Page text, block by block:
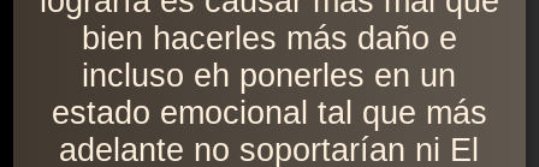
bien hacerles más daño e
incluso eh ponerles en un
estado emocional tal que más
adelante no soportarían ni El